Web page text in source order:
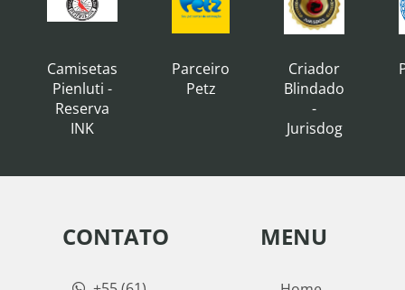
Camisetas
Pienluti -
Reserva
INK
Parceiro
Petz
Criador
Blindado
-
Jurisdog
CONTATO MENU